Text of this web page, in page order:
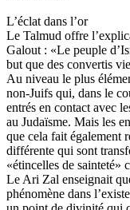
L’éclat dans l’or
Le Talmud offre
Galout : «Le peuple
but que des convertis
Au niveau le plus
non-Juifs qui, dans le
entrés en contact avec
au Judaïsme. Mais les
que cela fait également
différente qui sont
«étincelles de sainteté»
Le Ari Zal enseignait
phénomène dans